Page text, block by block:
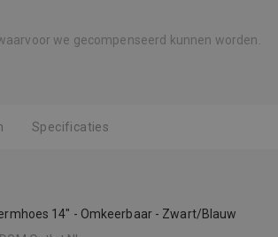
we gecompenseerd kunnen worden.
Specificaties
14" - Omkeerbaar - Zwart/Blauw